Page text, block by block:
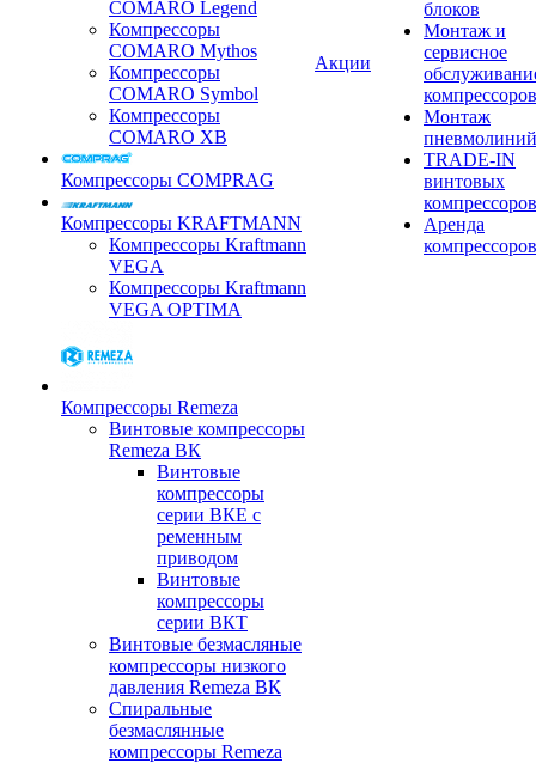
COMARO Legend
Компрессоры
COMARO Mythos
Компрессоры
COMARO Symbol
Компрессоры
COMARO XB
Компрессоры COMPRAG
Компрессоры KRAFTMANN
Компрессоры Kraftmann
VEGA
Компрессоры Kraftmann
VEGA OPTIMA
Компрессоры Remeza
Винтовые компрессоры
Remeza ВК
Винтовые
компрессоры
серии ВКЕ с
ременным
приводом
Винтовые
компрессоры
серии ВКТ
Винтовые безмасляные
компрессоры низкого
давления Remeza ВК
Спиральные
безмаслянные
компрессоры Remeza
Акции
блоков
Монтаж и
сервисное
компрессоров
Монтаж
пневмолиний
TRADE-IN
винтовых
компрессоров
Аренда
компрессоров